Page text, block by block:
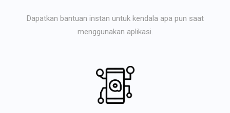
Dapatkan bantuan instan untuk kendala apa pun saat
menggunakan aplikasi.